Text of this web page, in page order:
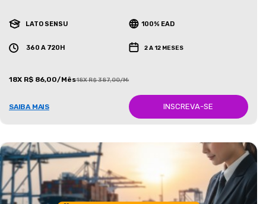
LATO SENSU 100% EAD
360 A 720H 2 A 12 MESES
18X R$ 86,00/Mês18X R$ 387,00/Mês
SAIBA MAIS INSCREVA-SE